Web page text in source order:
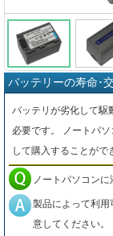
バッテリーの寿命･
バッテリが劣化して駆
必要です。 ノートパ
して購入することがで
ノートパソコン
製品によって利用
意してください。